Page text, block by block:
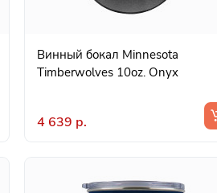
Винный бокал Minnesota
Timberwolves 10oz. Onyx
4 639 р.